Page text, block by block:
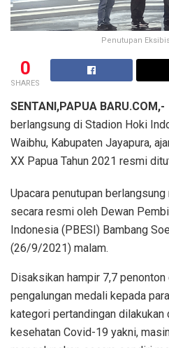
Penutupan
0
SHARES
SENTANI,PAPUA BARU.COM,-
berlangsung di Stadion Hoki
Waibhu, Kabupaten Jayapura,
XX Papua Tahun 2021 resmi
Upacara penutupan
secara resmi oleh Dewan
Indonesia (PBESI) Bambang
(26/9/2021) malam.
Disaksikan hampir 7,7
pengalungan medali kepada
kategori pertandingan dilakukan
kesehatan Covid-19 yakni,